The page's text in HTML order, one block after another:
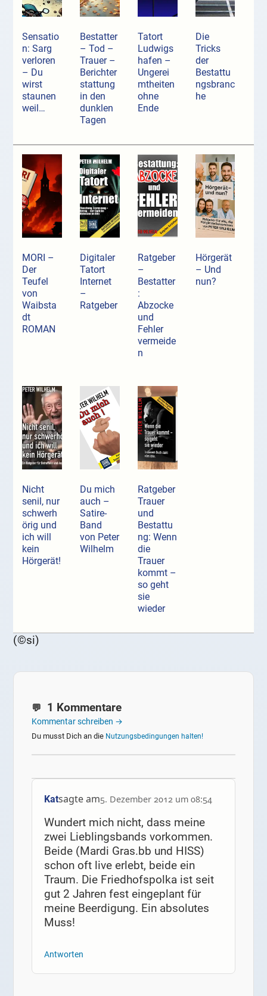
Sensatio
n: Sarg
verloren
– Du
wirst
staunen
weil…
Bestatter
– Tod –
Trauer –
Berichter
stattung
in den
dunklen
Tagen
Tatort
Ludwigs
hafen –
Ungerei
mtheiten
ohne
Ende
Die
Tricks
der
Bestattu
ngsbranc
he
MORI –
Der
Teufel
von
Waibsta
dt
ROMAN
Digitaler
Tatort
Internet
–
Ratgeber
Ratgeber
–
Bestatter
:
Abzocke
und
Fehler
vermeide
n
Hörgerät
– Und
nun?
Nicht
senil, nur
schwerh
örig und
ich will
kein
Hörgerät!
Du mich
auch –
Satire-
Band
von Peter
Wilhelm
Ratgeber
Trauer
und
Bestattu
ng: Wenn
die
Trauer
kommt –
so geht
sie
wieder
(©si)
1 Kommentare
Kommentar schreiben →
Du musst Dich an die Nutzungsbedingungen halten!
Katsagte am5. Dezember 2012 um 08:54
Wundert mich nicht, dass meine
zwei Lieblingsbands vorkommen.
Beide (Mardi Gras.bb und HISS)
schon oft live erlebt, beide ein
Traum. Die Friedhofspolka ist seit
gut 2 Jahren fest eingeplant für
meine Beerdigung. Ein absolutes
Muss!
Antworten